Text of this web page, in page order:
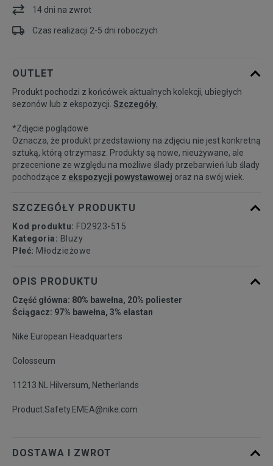
147-158 Powiadom o dostępności
14 dni na zwrot
Czas realizacji 2-5 dni roboczych
OUTLET
Produkt pochodzi z końcówek aktualnych kolekcji, ubiegłych
sezonów lub z ekspozycji. Szczegóły.
*Zdjęcie poglądowe
Oznacza, że produkt przedstawiony na zdjęciu nie jest konkretną
sztuką, którą otrzymasz. Produkty są nowe, nieużywane, ale
przecenione ze względu na możliwe ślady przebarwień lub ślady
pochodzące z ekspozycji powystawowej oraz na swój wiek.
SZCZEGÓŁY PRODUKTU
Kod produktu: FD2923-515
Kategoria: Bluzy
Płeć: Młodzieżowe
OPIS PRODUKTU
Część główna: 80% bawełna, 20% poliester
Ściągacz: 97% bawełna, 3% elastan
Nike European Headquarters
Colosseum
11213 NL Hilversum, Netherlands
Product.Safety.EMEA@nike.com
DOSTAWA I ZWROT